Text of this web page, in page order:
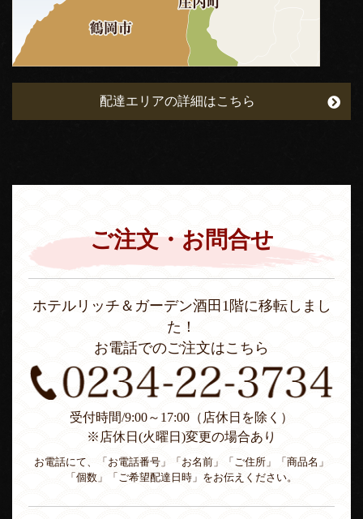
配達エリアの詳細はこちら
ご注文・お問合せ
ホテルリッチ＆ガーデン酒田1階に移転しまし
た！
お電話でのご注文はこちら
受付時間/9:00～17:00（店休日を除く）
※店休日(火曜日)変更の場合あり
お電話にて、「お電話番号」「お名前」「ご住所」「商品名」
「個数」「ご希望配達日時」をお伝えください。